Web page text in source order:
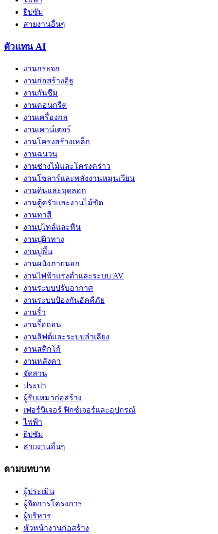
ยิปซัม
สายงานอื่นๆ
ตัวแทน AI
งานกระจก
งานก่อสร้างอิฐ
งานกันซึม
งานคอนกรีต
งานเครื่องกล
งานเคาน์เตอร์
งานโครงสร้างเหล็ก
งานฉนวน
งานช่างไม้และโครงคร่าว
งานโซลาร์และพลังงานหมุนเวียน
งานดินและขุดลอก
งานตู้ครัวและงานไม้ขัด
งานทาสี
งานปูไทล์และหิน
งานปูผิวทาง
งานปูพื้น
งานผนังภายนอก
งานไฟฟ้าแรงต่ำและระบบ AV
งานระบบปรับอากาศ
งานระบบป้องกันอัคคีภัย
งานรั้ว
งานรื้อถอน
งานลิฟต์และระบบลำเลียง
งานสติกโก้
งานหลังคา
จัดสวน
ประปา
ผู้รับเหมาก่อสร้าง
เฟอร์นิเจอร์ ฟิกซ์เจอร์และอุปกรณ์
ไฟฟ้า
ยิปซัม
สายงานอื่นๆ
ตามบทบาท
ผู้ประเมิน
ผู้จัดการโครงการ
ผู้บริหาร
หัวหน้างานก่อสร้าง